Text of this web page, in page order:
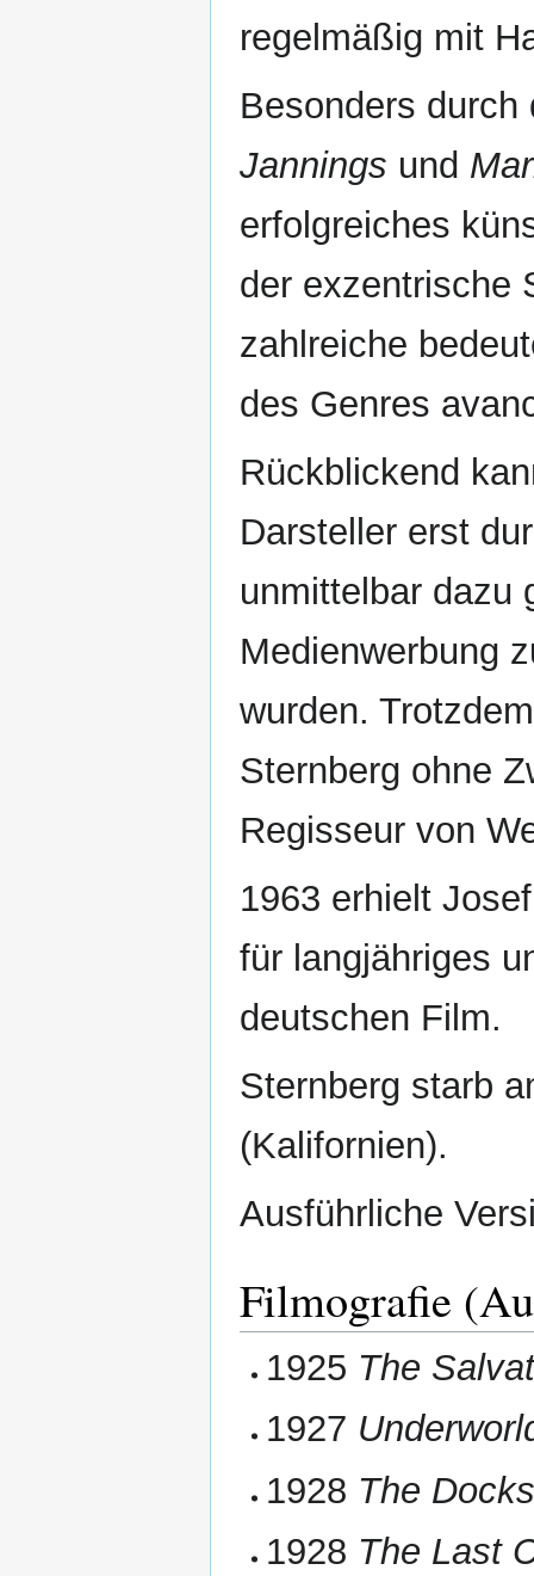
regelmäßig mit
Besonders
Jannings und
erfolgreiches
der exzentrische
zahlreiche
des Genres
Rückblickend
Darsteller erst
unmittelbar dazu
Medienwerbung
wurden.
Sternberg ohne
Regisseur von
1963 erhielt
für langjähriges
deutschen Film.
Sternberg starb
(Kalifornien).
Ausführliche
Filmografie
1925 The
1927
1928 The
1928 The Last